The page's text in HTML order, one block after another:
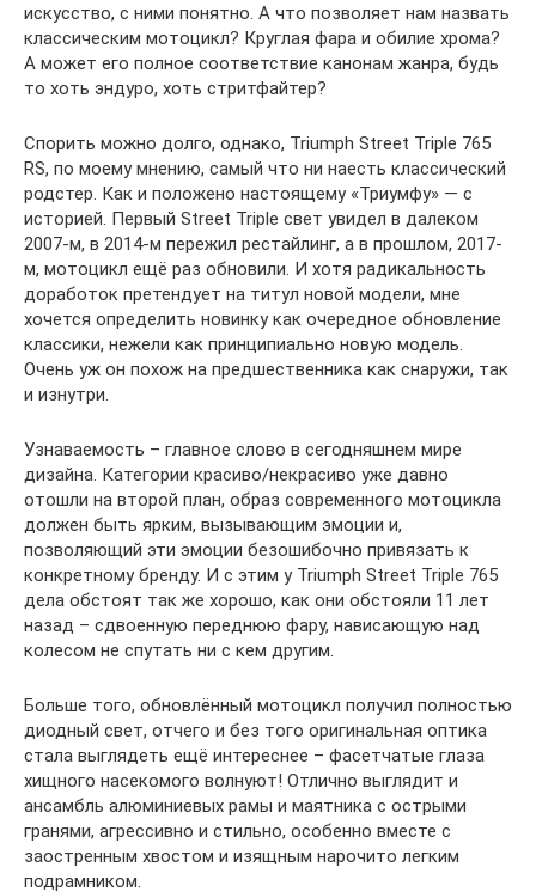
искусство, с ними понятно. А что позволяет нам назвать
классическим мотоцикл? Круглая фара и обилие хрома?
А может его полное соответствие канонам жанра, будь
то хоть эндуро, хоть стритфайтер?
Спорить можно долго, однако, Triumph Street Triple 765
RS, по моему мнению, самый что ни наесть классический
родстер. Как и положено настоящему «Триумфу» — с
историей. Первый Street Triple свет увидел в далеком
2007-м, в 2014-м пережил рестайлинг, а в прошлом, 2017-
м, мотоцикл ещё раз обновили. И хотя радикальность
доработок претендует на титул новой модели, мне
хочется определить новинку как очередное обновление
классики, нежели как принципиально новую модель.
Очень уж он похож на предшественника как снаружи, так
и изнутри.
Узнаваемость – главное слово в сегодняшнем мире
дизайна. Категории красиво/некрасиво уже давно
отошли на второй план, образ современного мотоцикла
должен быть ярким, вызывающим эмоции и,
позволяющий эти эмоции безошибочно привязать к
конкретному бренду. И с этим у Triumph Street Triple 765
дела обстоят так же хорошо, как они обстояли 11 лет
назад – сдвоенную переднюю фару, нависающую над
колесом не спутать ни с кем другим.
Больше того, обновлённый мотоцикл получил полностью
диодный свет, отчего и без того оригинальная оптика
стала выглядеть ещё интереснее – фасетчатые глаза
хищного насекомого волнуют! Отлично выглядит и
ансамбль алюминиевых рамы и маятника с острыми
гранями, агрессивно и стильно, особенно вместе с
заостренным хвостом и изящным нарочито легким
подрамником.